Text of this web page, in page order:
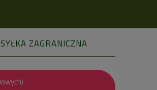
ZAGRANICZNA